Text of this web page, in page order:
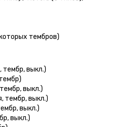
тембров)
тембр, выкл.)
выкл.)
тембр, выкл.)
выкл.)
выкл.)